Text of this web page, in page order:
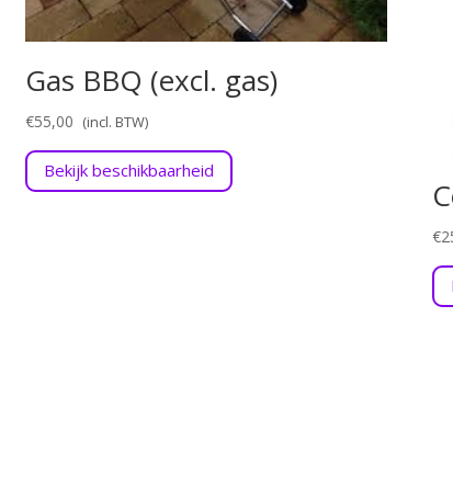
Gas BBQ (excl. gas)
€55,00
Bekijk beschikbaarheid
€